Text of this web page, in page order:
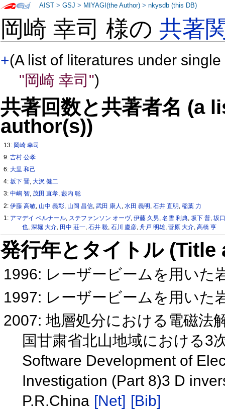
岡崎 幸司 様の共著
+(A list of literatures under
"岡崎 幸司")
共著回数と共著者名 (a
author(s))
13: 岡崎 幸司
9:吉村 公孝
6:大里 和己
4:坂下 晋,大沢 健二
3:中嶋 智, 茂田 直孝,藪内 聡
2:伊藤 高敏 山中 義彰 山岡 昌信 ,武田 康人 ,水田 義明 ,石井 直明 ,稲葉 力
1: アマデイ ベルナール ステファンソン オーヴ,伊藤 久男 ,名雪 利典 ,坂下 普 ,坂
也, 深堀 大介, 田中 莊一, 石井 毅, 石川 慶彦, 舟戸 明雄, 菅原 大介, 高橋 亨
発行年とタイトル
1996: レーザービームを用いた
1997: レーザービームを用いた
2007: 地層処分における電磁法
国甘粛省北山地域における3
Software Development of
Investigation (Part 8)3 D
P.R.China [Net] [Bib]
AIST >GSJ > MIYAGI(the Author) >nkysdb (this DB)